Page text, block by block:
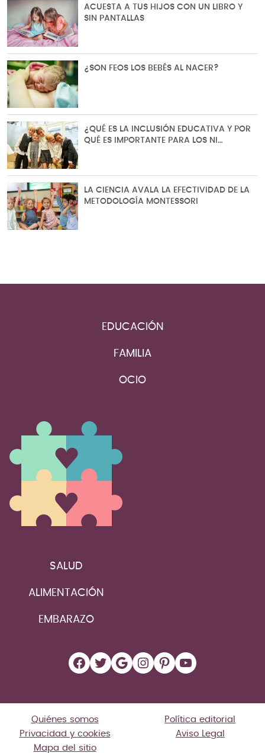
ACUESTA A TUS HIJOS CON UN LIBRO Y
SIN PANTALLAS
¿SON FEOS LOS BEBÉS AL NACER?
¿QUÉ ES LA INCLUSIÓN EDUCATIVA Y POR
QUÉ ES IMPORTANTE PARA LOS NI…
LA CIENCIA AVALA LA EFECTIVIDAD DE LA
METODOLOGÍA MONTESSORI
EDUCACIÓN
FAMILIA
OCIO
SALUD
ALIMENTACIÓN
EMBARAZO
Facebook
Twitter
Google
Instagram
Pinterest
YouTube
Quiénes somos
Política editorial
Privacidad y cookies
Aviso Legal
Mapa del sitio